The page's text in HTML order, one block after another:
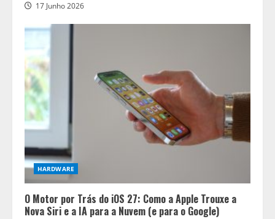
17 Junho 2026
HARDWARE
O Motor por Trás do iOS 27: Como a Apple Trouxe a
Nova Siri e a IA para a Nuvem (e para o Google)